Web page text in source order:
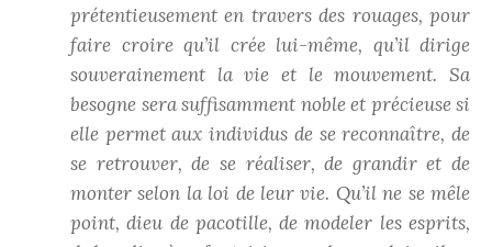
prétentieusement en travers des rouages, pour
faire croire qu’il crée lui-même, qu’il dirige
souverainement la vie et le mouvement. Sa
besogne sera suffisamment noble et précieuse si
elle permet aux individus de se reconnaître, de
se retrouver, de se réaliser, de grandir et de
monter selon la loi de leur vie. Qu’il ne se mêle
point, dieu de pacotille, de modeler les esprits,